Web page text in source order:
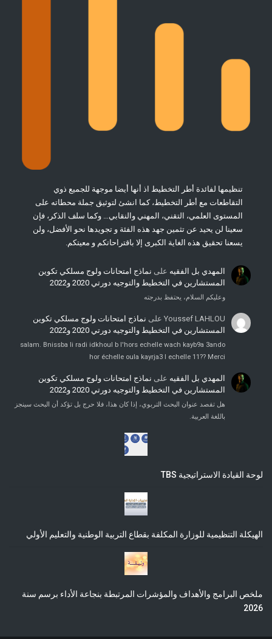
تنظيمها لفائدة أطر التخطيط اذ أنها أيضا موجهة للجميع ذوي
التقاطعات مع أطر التخطيط، كما انشئ لتوثيق جملة محطاته على
المستوى العلمي، التقني، المهني والنقابي… وكما سلف الذكر، فإن
سعينا لن يحيد عن تثمين جهد هذه الفئة و تجويدها نحو الأفضل، ولن
يسعنا تحقيق هذه الغاية الكبرى إلا باقتراحاتكم و معيتكم.
المهدي بل الفقيه على نماذج امتحانات ولوج مسلكي تكوين
المستشارين في التخطيط والتوجيه دورتي 2020 و2022
وعليكم السلام، يحتفظ بدرجته
Youssef LAHLOU على نماذج امتحانات ولوج مسلكي تكوين
المستشارين في التخطيط والتوجيه دورتي 2020 و2022
salam. Bnissba li radi idkhoul b l'hors echelle wach kayb9a 3ando
hor échelle oula kayrja3 l echelle 11?? Merci
المهدي بل الفقيه على نماذج امتحانات ولوج مسلكي تكوين
المستشارين في التخطيط والتوجيه دورتي 2020 و2022
هل تقصد عنوان البحث التربوي، إذا كان هذا، فلا حرج بل تؤكد أن البحث سينجز
باللغة العربية.
لوحة القيادة الاستراتيجية TBS
الهيكلة التنظيمية للوزارة المكلفة بقطاع التربية الوطنية والتعليم الأولي
ملخص البرامج والأهداف والمؤشرات المرتبطة بنجاعة الأداء برسم سنة
2026